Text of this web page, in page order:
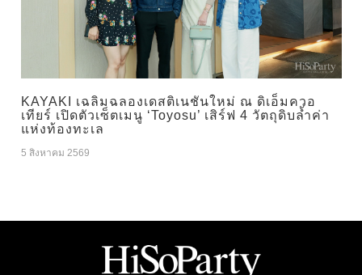
KAYAKI เฉลิมฉลองเดสติเนชันใหม่ ณ ดิเอ็มควอ
เทียร์ เปิดตัวเซ็ตเมนู ‘Toyosu’ เสิร์ฟ 4 วัตถุดิบล้ำค่า
แห่งท้องทะเล
5 สิงหาคม 2569